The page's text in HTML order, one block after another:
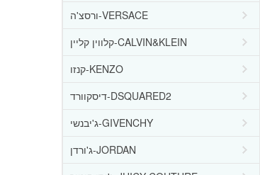
ורסצ'ה-VERSACE
קלווין קליין-CALVIN&KLEIN
קנזו-KENZO
דיסקוורד-DSQUARED2
ג'יבנשי-GIVENCHY
ג'ורדן-JORDAN